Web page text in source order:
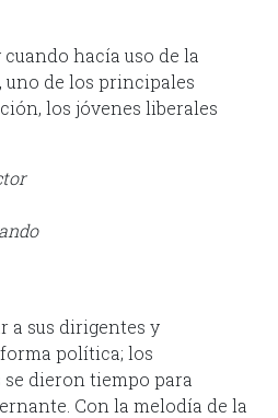
hacía uso de la
uno de los principales
los jóvenes liberales
a sus dirigentes y
política; los
dieron tiempo para
Con la melodía de la